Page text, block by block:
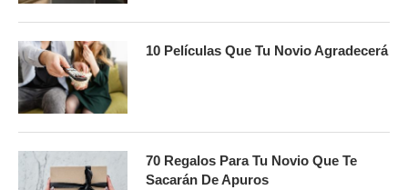
10 Películas Que Tu Novio Agradecerá
70 Regalos Para Tu Novio Que Te
Sacarán De Apuros